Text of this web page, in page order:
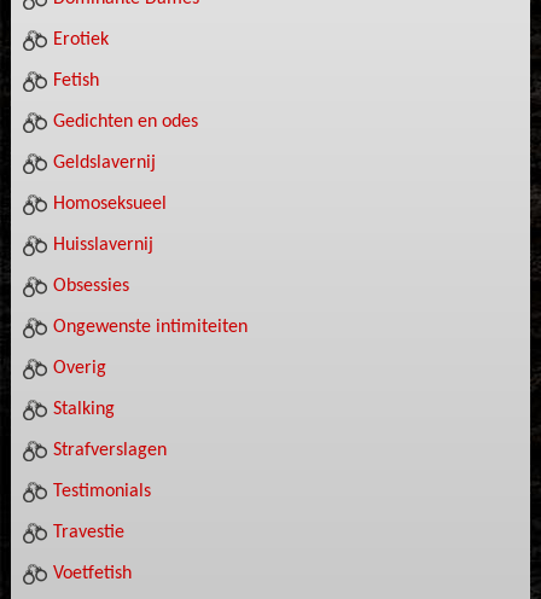
Erotiek
Fetish
Gedichten en odes
Geldslavernij
Homoseksueel
Huisslavernij
Obsessies
Ongewenste intimiteiten
Overig
Stalking
Strafverslagen
Testimonials
Travestie
Voetfetish